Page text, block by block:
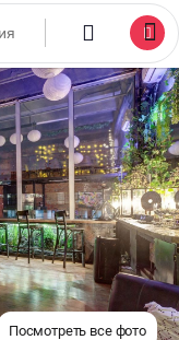
Посмотреть все фото